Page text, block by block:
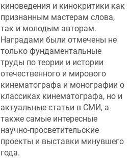
киноведения и кинокритики как
признанным мастерам слова,
так и молодым авторам.
Наградами были отмечены не
только фундаментальные
труды по теории и истории
отечественного и мирового
кинематографа и монографии о
классиках кинематографа, но и
актуальные статьи в СМИ, а
также самые интересные
научно-просветительские
проекты и выставки минувшего
года.